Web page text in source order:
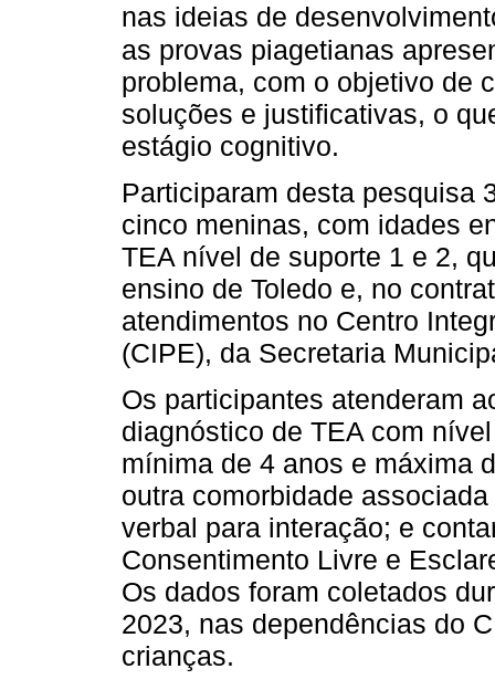
nas ideias de
as provas piagetianas
problema, com o objetivo de
soluções e justificativas, o
estágio cognitivo.
Participaram desta pesquisa
cinco meninas, com idades
TEA nível de suporte 1 e 2,
ensino de Toledo e, no
atendimentos no Centro
(CIPE), da Secretaria
Os participantes atenderam
diagnóstico de TEA com
mínima de 4 anos e máxima
outra comorbidade
verbal para interação; e
Consentimento Livre e
Os dados foram coletados
2023, nas dependências do
crianças.